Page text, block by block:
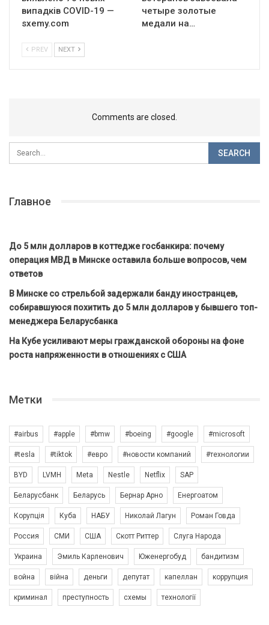
випадків COVID-19 —
sxemy.com
четыре золотые
медали на…
PREV NEXT
Comments are closed.
Главное
До 5 млн долларов в коттедже госбанкира: почему
операция МВД в Минске оставила больше вопросов, чем
ответов
В Минске со стрельбой задержали банду иностранцев,
собиравшуюся похитить до 5 млн долларов у бывшего топ-
менеджера Беларусбанка
На Кубе усиливают меры гражданской обороны на фоне
роста напряженности в отношениях с США
Метки
#airbus #apple #bmw #boeing #google #microsoft
#tesla #tiktok #евро #новости компаний #технологии
BYD LVMH Meta Nestle Netflix SAP
Беларусбанк Беларусь Бернар Арно Енергоатом
Корупція Куба НАБУ Николай Лагун Роман Говда
Россия СМИ США Скотт Риттер Слуга Народа
Украина Эмиль Карленович Юженергобуд бандитизм
война війна деньги депутат капеллан коррупция
криминал преступность схемы технології